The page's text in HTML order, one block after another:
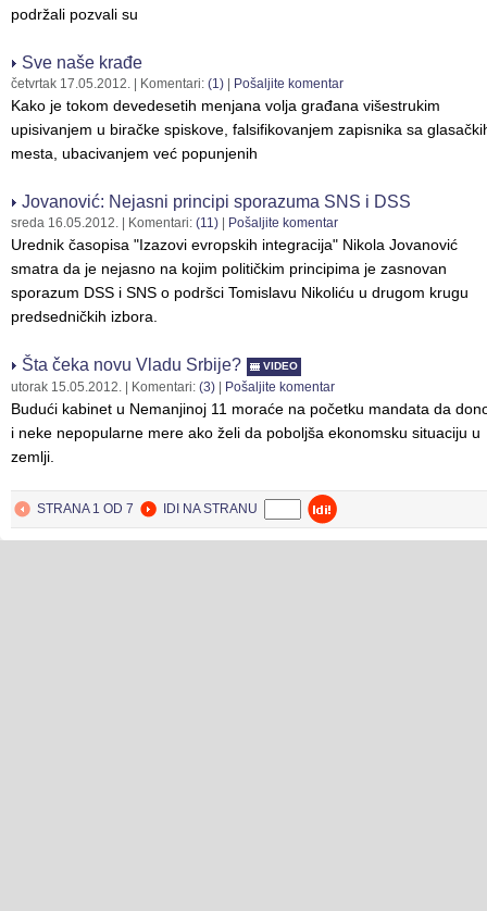
podržali pozvali su
Sve naše krađe
četvrtak 17.05.2012. | Komentari: (1) Pošaljite komentar
Kako je tokom devedesetih menjana volja građana višestrukim
upisivanjem u biračke spiskove, falsifikovanjem zapisnika sa
mesta, ubacivanjem već popunjenih
Jovanović: Nejasni principi sporazuma SNS i DSS
sreda 16.05.2012. | Komentari: (11) Pošaljite komentar
Urednik časopisa "Izazovi evropskih integracija" Nikola Jovanović
smatra da je nejasno na kojim političkim principima je zasnovan
sporazum DSS i SNS o podršci Tomislavu Nikoliću u drugom krugu
predsedničkih izbora.
Šta čeka novu Vladu Srbije? VIDEO
utorak 15.05.2012. | Komentari: (3) Pošaljite komentar
Budući kabinet u Nemanjinoj 11 moraće na početku mandata da
i neke nepopularne mere ako želi da poboljša ekonomsku situaciju u
zemlji.
STRANA 1 OD 7 IDI NA STRANU